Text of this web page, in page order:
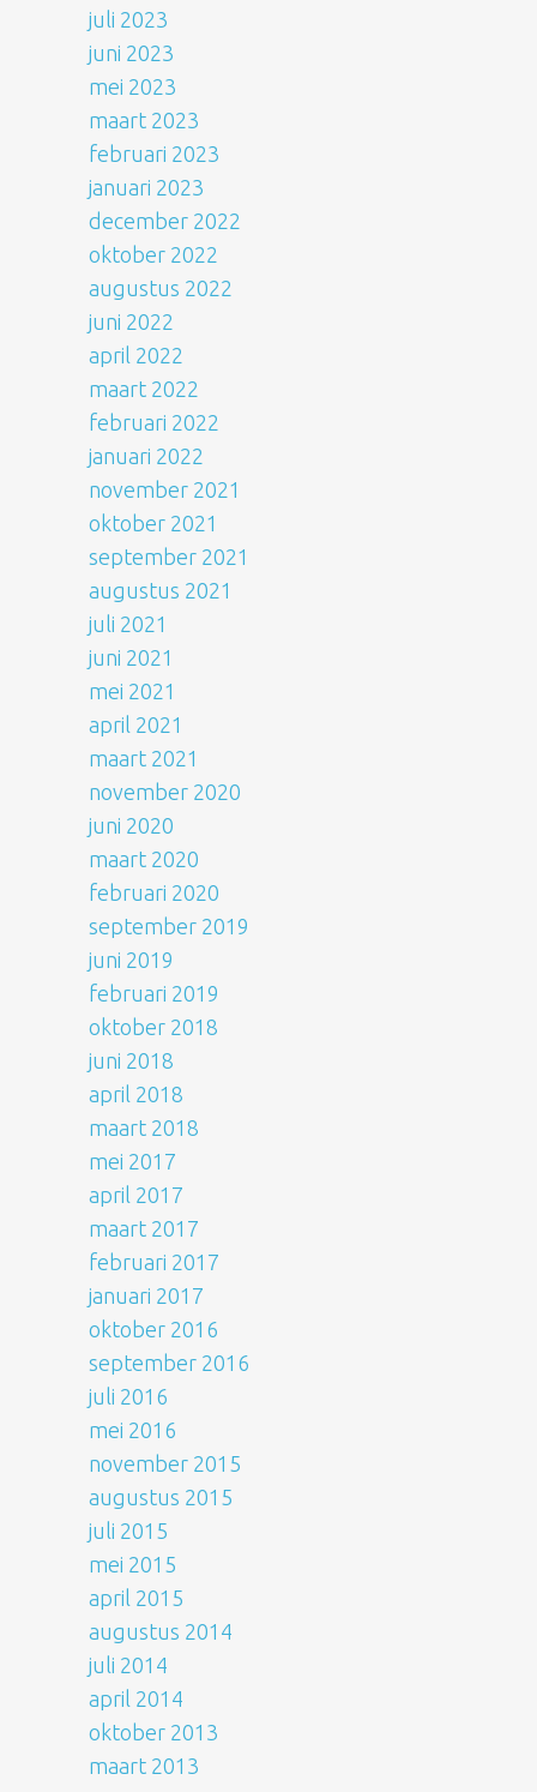
juli 2023
juni 2023
mei 2023
maart 2023
februari 2023
januari 2023
december 2022
oktober 2022
augustus 2022
juni 2022
april 2022
maart 2022
februari 2022
januari 2022
november 2021
oktober 2021
september 2021
augustus 2021
juli 2021
juni 2021
mei 2021
april 2021
maart 2021
november 2020
juni 2020
maart 2020
februari 2020
september 2019
juni 2019
februari 2019
oktober 2018
juni 2018
april 2018
maart 2018
mei 2017
april 2017
maart 2017
februari 2017
januari 2017
oktober 2016
september 2016
juli 2016
mei 2016
november 2015
augustus 2015
juli 2015
mei 2015
april 2015
augustus 2014
juli 2014
april 2014
oktober 2013
maart 2013